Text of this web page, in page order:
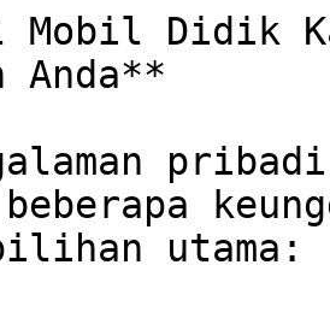
Mobil Didik
Anda**
utama: